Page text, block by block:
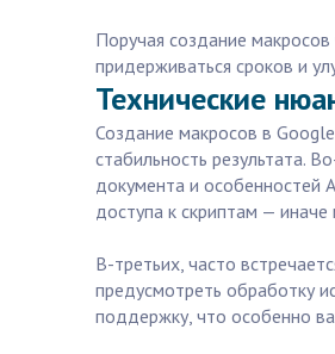
Поручая создание
придерживаться сроков и
Технические
Создание макросов в
стабильность результата.
документа и особенностей
доступа к скриптам —
В-третьих, часто
предусмотреть обработку
поддержку, что особенно